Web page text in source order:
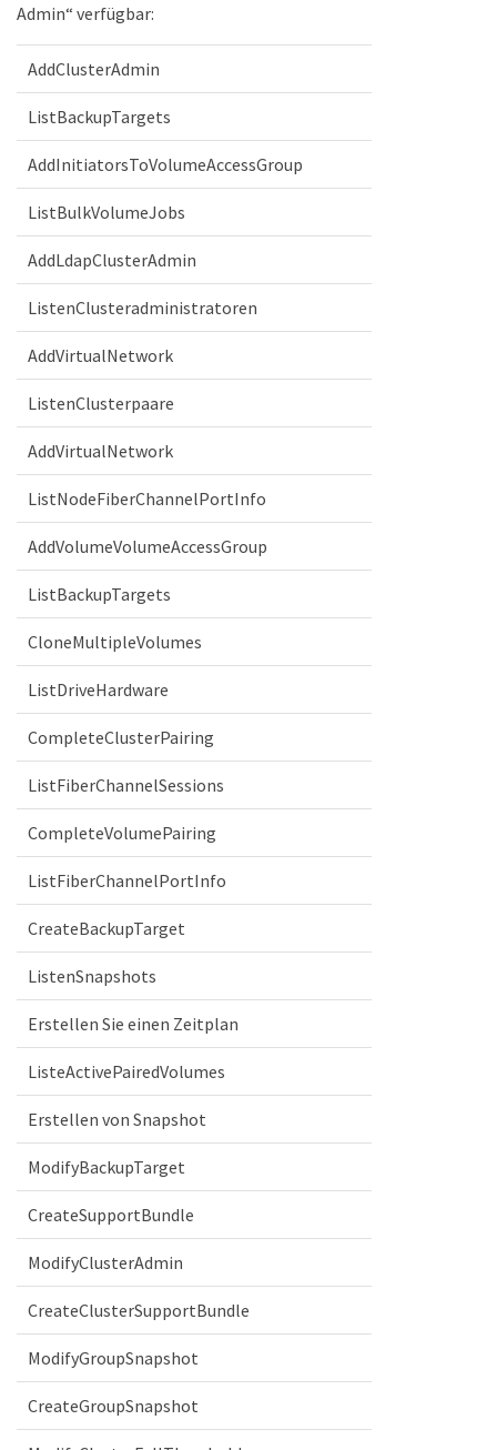
Admin“ verfügbar:
AddClusterAdmin
ListBackupTargets
AddInitiatorsToVolumeAccessGroup
ListBulkVolumeJobs
AddLdapClusterAdmin
ListenClusteradministratoren
AddVirtualNetwork
ListenClusterpaare
AddVirtualNetwork
ListNodeFiberChannelPortInfo
AddVolumeVolumeAccessGroup
ListBackupTargets
CloneMultipleVolumes
ListDriveHardware
CompleteClusterPairing
ListFiberChannelSessions
CompleteVolumePairing
ListFiberChannelPortInfo
CreateBackupTarget
ListenSnapshots
Erstellen Sie einen Zeitplan
ListeActivePairedVolumes
Erstellen von Snapshot
ModifyBackupTarget
CreateSupportBundle
ModifyClusterAdmin
CreateClusterSupportBundle
ModifyGroupSnapshot
CreateGroupSnapshot